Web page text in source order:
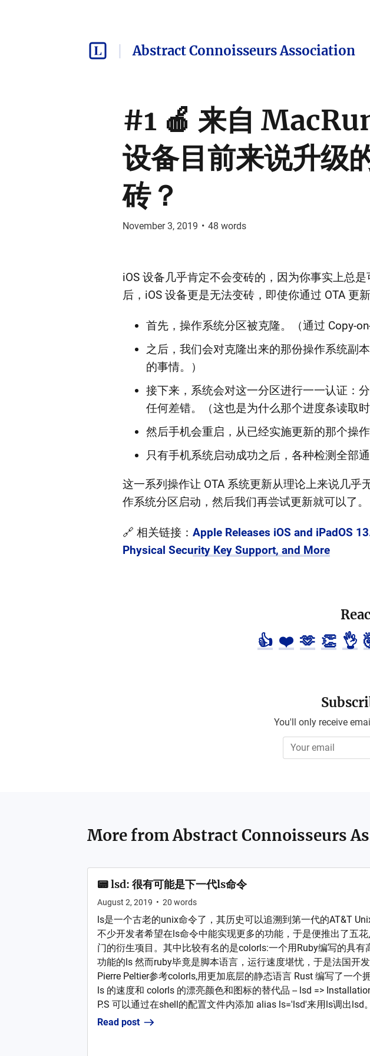
Abstract Connoisseurs Association
#1 🍎 来自
设备目前来说升级
砖？
November 3, 2019 • 48 words
iOS 设备几乎肯定不会变砖的，因为你事实上总
后，iOS 设备更是无法变砖，即使你通过 OTA 更
首先，操作系统分区被克隆。（通过 Copy-
之后，我们会对克隆出来的那份操作系统副
的事情。）
接下来，系统会对这一分区进行一一认证：
任何差错。（这也是为什么那个进度条读取时
然后手机会重启，从已经实施更新的那个操作
只有手机系统启动成功之后，各种检测全部
这一系列操作让 OTA 系统更新从理论上来说几
作系统分区启动，然后我们再尝试更新就可以了。
🔗 相关链接： Apple Releases iOS and iPadOS
Physical Security Key Support, and More
👍 ❤️ 🫶 👏 👌
You'll only receive
More fromAbstract Connoisseurs
📟 lsd: 很有可能是下一代ls命令
August 2, 2019 • 20 words
ls是一个古老的unix命令了，其历史可以追溯到第一代的AT&T
不少开发者希望在ls命令中能实现更多的功能，于是便推出了五花
门的衍生项目。其中比较有名的是colorls:一个用Ruby编写的具有
功能的ls 然而ruby毕竟是脚本语言，运行速度堪忧，于是法国开
Pierre Peltier参考colorls,用更加底层的静态语言 Rust 编写了一个
ls 的速度和 colorls 的漂亮颜色和图标的替代品 -- lsd =>
P.S 可以通过在shell的配置文件内添加 alias ls='lsd'来用ls调出lsd
Read post